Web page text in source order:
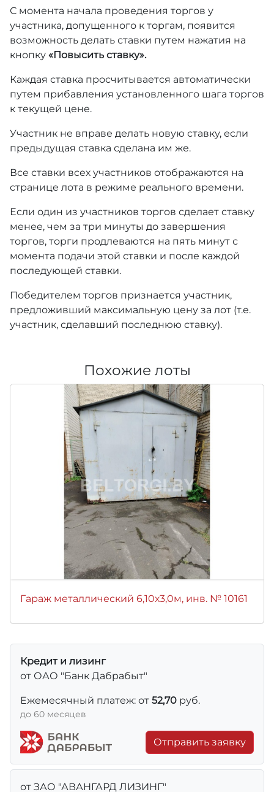
С момента начала проведения торгов у
участника, допущенного к торгам, появится
возможность делать ставки путем нажатия на
кнопку «Повысить ставку».
Каждая ставка просчитывается автоматически
путем прибавления установленного шага торгов
к текущей цене.
Участник не вправе делать новую ставку, если
предыдущая ставка сделана им же.
Все ставки всех участников отображаются на
странице лота в режиме реального времени.
Если один из участников торгов сделает ставку
менее, чем за три минуты до завершения
торгов, торги продлеваются на пять минут с
момента подачи этой ставки и после каждой
последующей ставки.
Победителем торгов признается участник,
предложивший максимальную цену за лот (т.е.
участник, сделавший последнюю ставку).
Похожие лоты
Гараж металлический 6,10х3,0м, инв. № 10161
Кредит и лизинг
от ОАО "Банк Дабрабыт"
Ежемесячный платеж: от 52,70 руб.
до 60 месяцев
Отправить заявку
от ЗАО "АВАНГАРД ЛИЗИНГ"